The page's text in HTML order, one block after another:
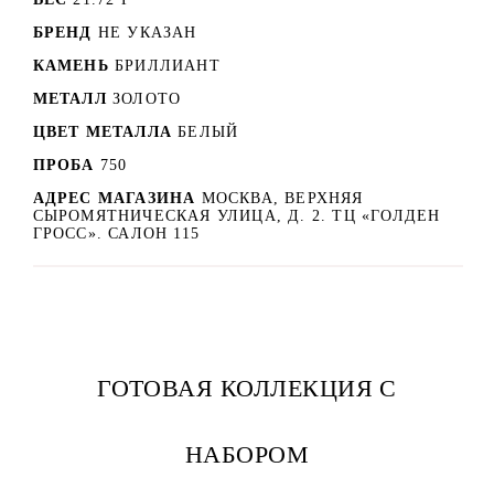
БРЕНД НЕ УКАЗАН
КАМЕНЬ БРИЛЛИАНТ
МЕТАЛЛ ЗОЛОТО
ЦВЕТ МЕТАЛЛА БЕЛЫЙ
ПРОБА 750
АДРЕС МАГАЗИНА МОСКВА, ВЕРХНЯЯ
СЫРОМЯТНИЧЕСКАЯ УЛИЦА, Д. 2. ТЦ «ГОЛДЕН
ГРОСС». САЛОН 115
ГОТОВАЯ КОЛЛЕКЦИЯ С
НАБОРОМ